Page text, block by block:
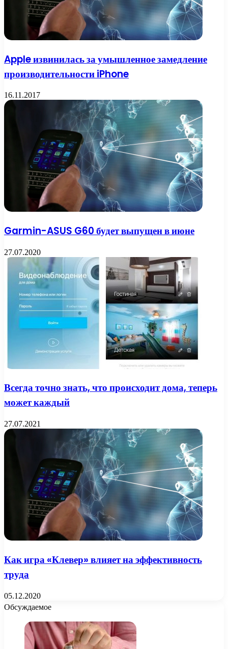
Apple извинилась за умышленное замедление
производительности iPhone
16.11.2017
Garmin-ASUS G60 будет выпущен в июне
27.07.2020
Всегда точно знать, что происходит дома, теперь
может каждый
27.07.2021
Как игра «Клевер» влияет на эффективность
труда
05.12.2020
Обсуждаемое